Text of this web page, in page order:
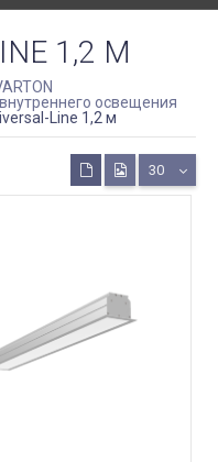
1,2 М
освещения
Line 1,2 м
30